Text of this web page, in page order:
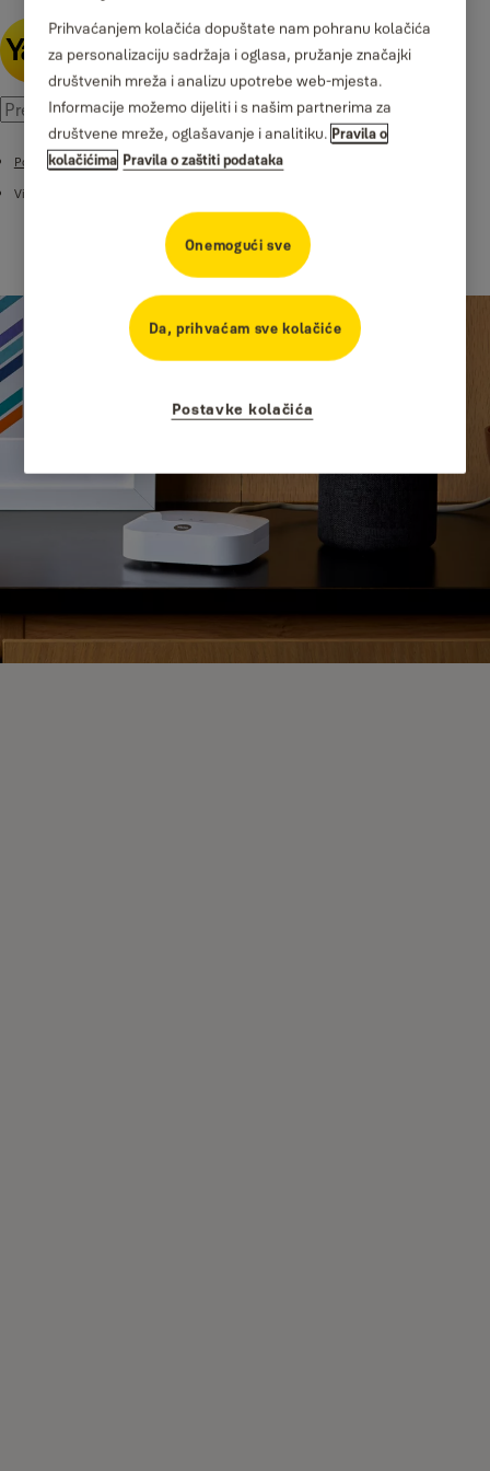
Podrška
Videozapisi podrške
Prihvaćanjem kolačića dopuštate nam pohranu kolačića
za personalizaciju sadržaja i oglasa, pružanje značajki
društvenih mreža i analizu upotrebe web-mjesta.
Informacije možemo dijeliti i s našim partnerima za
društvene mreže, oglašavanje i analitiku. Pravila o
kolačićima Pravila o zaštiti podataka
Onemogući sve
Da, prihvaćam sve kolačiće
Postavke kolačića